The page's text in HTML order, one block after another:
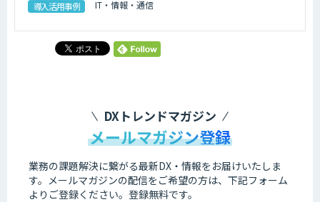
導入活用事例 IT・情報・通信
DXトレンドマガジン
メールマガジン登録
業務の課題解決に繋がる最新DX・情報をお届けいたしま
す。 メールマガジンの配信をご希望の方は、下記フォーム
よりご登録ください。登録無料です。